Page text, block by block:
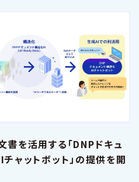
を活用する「DNPドキュ
ャットボット」の提供を開